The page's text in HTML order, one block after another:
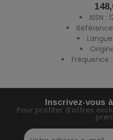
Prix
ISSN :
Référence
Fréquence
Inscrivez-vous
Pour profiter d’offres